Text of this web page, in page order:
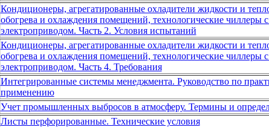
Кондиционеры, агрегатированные охладители жидкости и
обогрева и охлаждения помещений, технологические чиллеры
электроприводом. Часть 2. Условия испытаний
Кондиционеры, агрегатированные охладители жидкости и
обогрева и охлаждения помещений, технологические чиллеры
электроприводом. Часть 4. Требования
Интегрированные системы менеджмента. Руководство по
применению
Учет промышленных выбросов в атмосферу. Термины и
Листы перфорированные. Технические условия